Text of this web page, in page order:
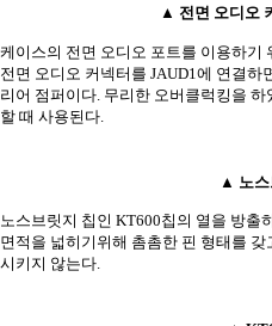
▲ 전면 오디오
케이스의 전면 오디오 포트를 이용하기
전면 오디오 커넥터를 JAUD1에 연결하
리어 점퍼이다. 무리한 오버클럭킹을
할 때 사용된다.
▲ 노스
노스브릿지 칩인 KT600칩의 열을 방출
면적을 넓히기위해 촘촘한 핀 형태를
시키지 않는다.